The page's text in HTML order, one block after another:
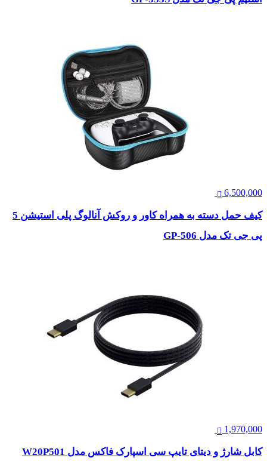
6,500,000
کیف حمل دسته به همراه کاور و روکش آنالوگ پلی استیشن 5
پی جی تک مدل GP-506
1,970,000
کابل شارژ و دیتای تایپ سی اسپارک فاکس مدل W20P501